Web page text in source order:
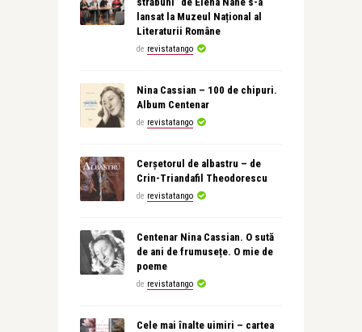
lansat la Muzeul Național al
Literaturii Române
de revistatango
Nina Cassian – 100 de chipuri.
Album Centenar
de revistatango
Cerșetorul de albastru – de
Crin-Triandafil Theodorescu
de revistatango
Centenar Nina Cassian. O sută
de ani de frumusețe. O mie de
poeme
de revistatango
Cele mai înalte uimiri – cartea